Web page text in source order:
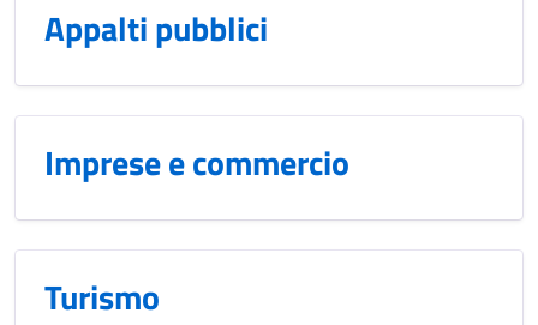
Appalti pubblici
Imprese e commercio
Turismo